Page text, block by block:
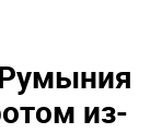
из-